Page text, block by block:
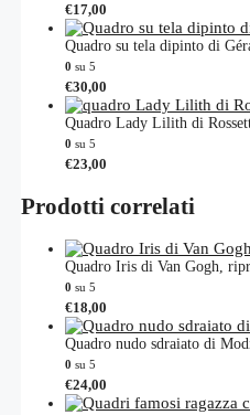
€17,00
Quadro su tela dipinto di
0 su 5
€30,00
Quadro Lady Lilith di
0 su 5
€23,00
Prodotti correlati
Quadro Iris di Van Gogh,
0 su 5
€18,00
Quadro nudo sdraiato di
0 su 5
€24,00